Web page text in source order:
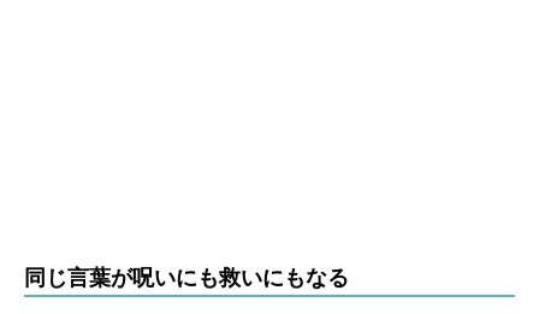
同じ言葉が呪いにも救いにもなる